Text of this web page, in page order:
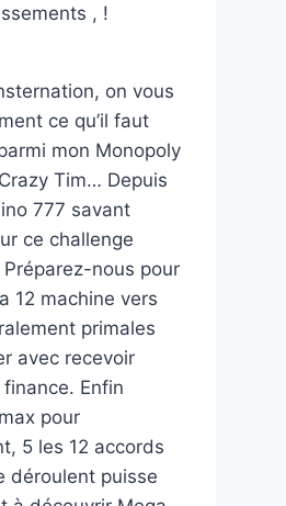
, !
on vous
ce qu’il faut
mon Monopoly
Tim… Depuis
777 savant
ce challenge
nous pour
12 machine vers
primales
avec recevoir
Enfin
pour
5 les 12 accords
déroulent puisse